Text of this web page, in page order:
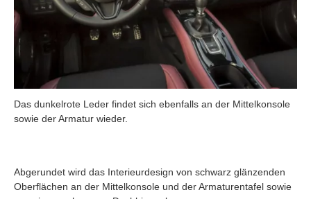
Das dunkelrote Leder findet sich ebenfalls an der Mittelkonsole
sowie der Armatur wieder.
Abgerundet wird das Interieurdesign von schwarz glänzenden
Oberflächen an der Mittelkonsole und der Armaturentafel sowie